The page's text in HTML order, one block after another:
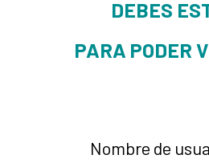
DEBES
PARA PODER
Nombre de